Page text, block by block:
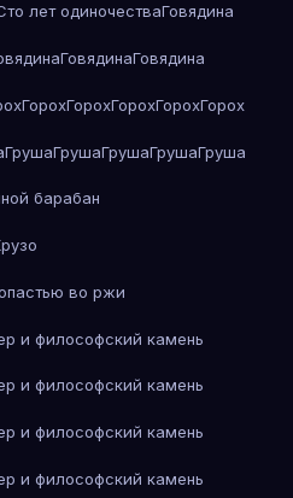
лет одиночестваГовядина
ГовядинаГовядина
ГорохГорохГорохГорохГорох
ГрушаГрушаГрушаГрушаГруша
барабан
во ржи
и философский камень
и философский камень
и философский камень
и философский камень